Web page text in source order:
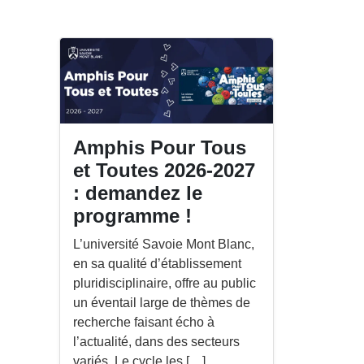
Amphis Pour Tous
et Toutes 2026-2027
: demandez le
programme !
L’université Savoie Mont Blanc,
en sa qualité d’établissement
pluridisciplinaire, offre au public
un éventail large de thèmes de
recherche faisant écho à
l’actualité, dans des secteurs
variés. Le cycle les […]